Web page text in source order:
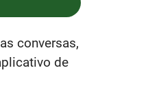
conversas,
de